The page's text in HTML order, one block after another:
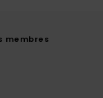
membres